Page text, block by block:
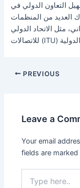
التعاون الدولي في
العديد من المنظمات
مثل الاتحاد الدولي
PREVIOUS
Leave a
Your email
fields are marked
here..